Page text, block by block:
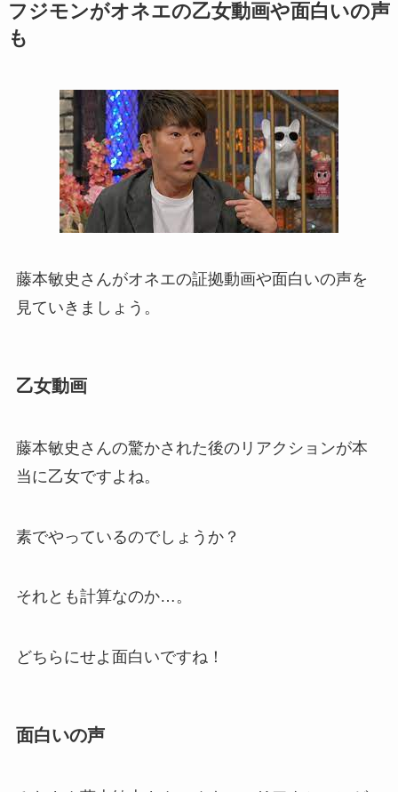
フジモンがオネエの乙女動画や面白いの声
も
藤本敏史さんがオネエの証拠動画や面白いの声を
見ていきましょう。
乙女動画
藤本敏史さんの驚かされた後のリアクションが本
当に乙女ですよね。
素でやっているのでしょうか？
それとも計算なのか…。
どちらにせよ面白いですね！
面白いの声